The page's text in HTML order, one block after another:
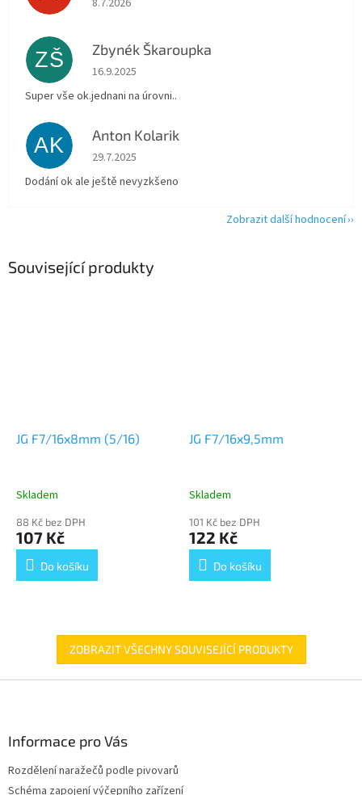
Související produkty
JG F7/16x8mm (5/16)
Skladem
88 Kč bez DPH
107 Kč
Do košíku
JG F7/16x9,5mm
Skladem
101 Kč bez DPH
122 Kč
Do košíku
ZOBRAZIT VŠECHNY SOUVISEJÍCÍ PRODUKTY
8.7.2026
ZŠ Zbynék Škaroupka
Hodnocení obchodu je 5 z 5 hvězdiček.
16.9.2025
Super vše ok.jednani na úrovni..
AK Anton Kolarik
Hodnocení obchodu je 5 z 5 hvězdiček.
29.7.2025
Dodání ok ale ještě nevyzkšeno
Zobrazit další hodnocení
Informace pro Vás
Rozdělení naražečů podle pivovarů
Schéma zapojení výčepního zařízení